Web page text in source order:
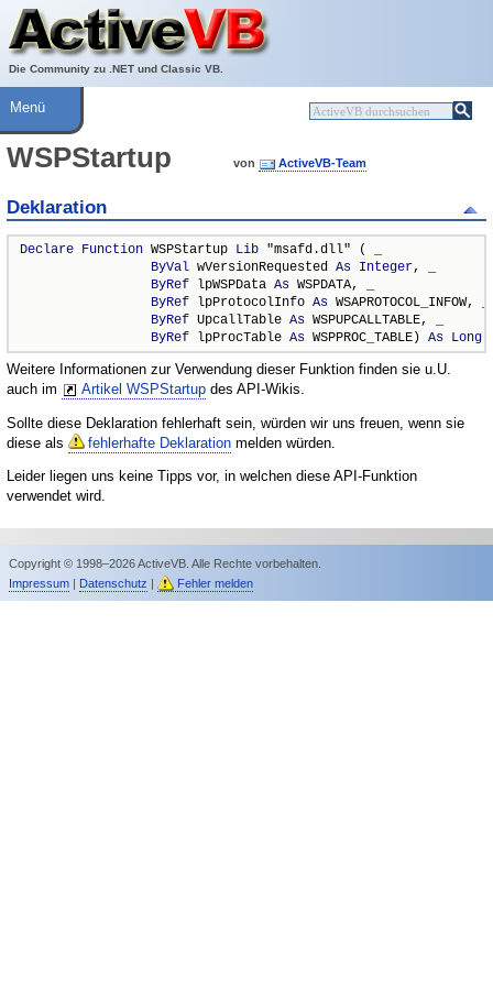
Die Community zu .NET und Classic VB.
Über ActiveVB
Hilfe
Menü
WSPStartup von ActiveVB-Team
Deklaration
Declare Function WSPStartup Lib "msafd.dll" ( _
ByVal wVersionRequested As Integer, _
ByRef lpWSPData As WSPDATA, _
ByRef lpProtocolInfo As WSAPROTOCOL_INFOW, _
ByRef UpcallTable As WSPUPCALLTABLE, _
ByRef lpProcTable As WSPPROC_TABLE) As Long
Weitere Informationen zur Verwendung dieser Funktion finden sie u.U.
auch im
Artikel WSPStartup des API-Wikis.
Sollte diese Deklaration fehlerhaft sein, würden wir uns freuen, wenn sie
diese als
fehlerhafte Deklaration melden würden.
Leider liegen uns keine Tipps vor, in welchen diese API-Funktion
verwendet wird.
Copyright © 1998–2026 ActiveVB. Alle Rechte vorbehalten.
Impressum| Datenschutz | Fehler melden